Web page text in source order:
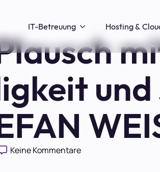
IT-Betreuung Hosting &
und
Keine Kommentare